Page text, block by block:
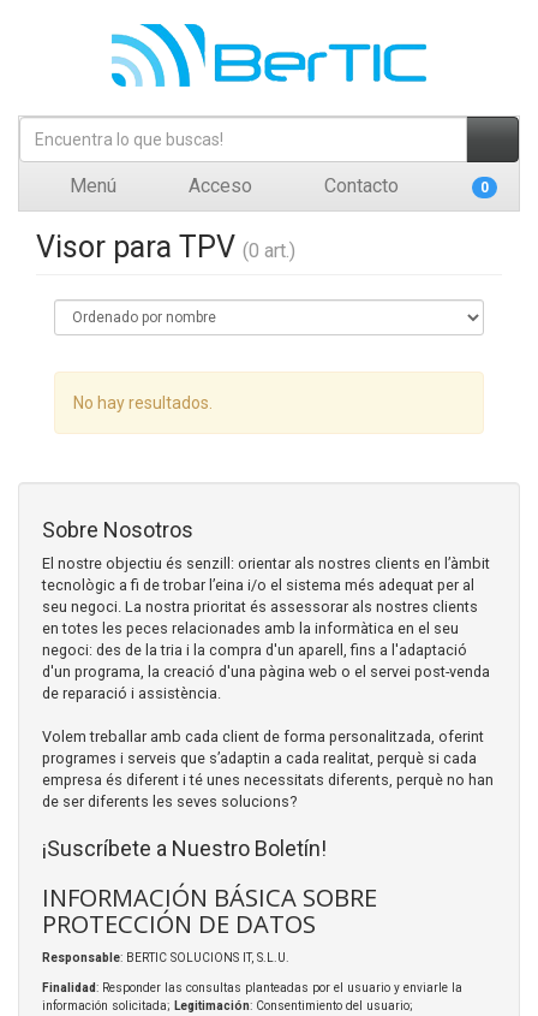
Menú Acceso Contacto 0
Visor para TPV (0 art.)
No hay resultados.
Sobre Nosotros
El nostre objectiu és senzill: orientar als nostres clients en l’àmbit
tecnològic a fi de trobar l’eina i/o el sistema més adequat per al
seu negoci. La nostra prioritat és assessorar als nostres clients
en totes les peces relacionades amb la informàtica en el seu
negoci: des de la tria i la compra d'un aparell, fins a l'adaptació
d'un programa, la creació d'una pàgina web o el servei post-venda
de reparació i assistència.
Volem treballar amb cada client de forma personalitzada, oferint
programes i serveis que s’adaptin a cada realitat, perquè si cada
empresa és diferent i té unes necessitats diferents, perquè no han
de ser diferents les seves solucions?
¡Suscríbete a Nuestro Boletín!
INFORMACIÓN BÁSICA SOBRE
PROTECCIÓN DE DATOS
Responsable: BERTIC SOLUCIONS IT, S.L.U.
Finalidad: Responder las consultas planteadas por el usuario y enviarle la
información solicitada; Legitimación: Consentimiento del usuario;